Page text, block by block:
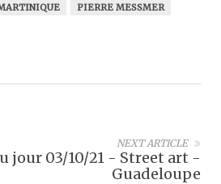
PIERRE MESSMER
NEXT ARTICLE
jour 03/10/21 - Street art -
Guadeloupe